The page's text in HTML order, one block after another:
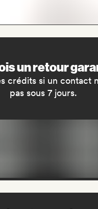
un retour
crédits si un contact
pas sous 7 jours.